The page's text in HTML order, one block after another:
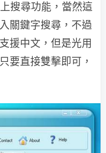
搜尋功能，當然這
關鍵字搜尋，不過
援中文，但是光用
要直接雙擊即可，